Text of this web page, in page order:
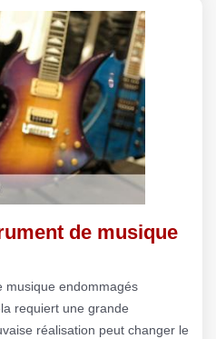
de musique
musique endommagés
requiert une grande
réalisation peut changer le